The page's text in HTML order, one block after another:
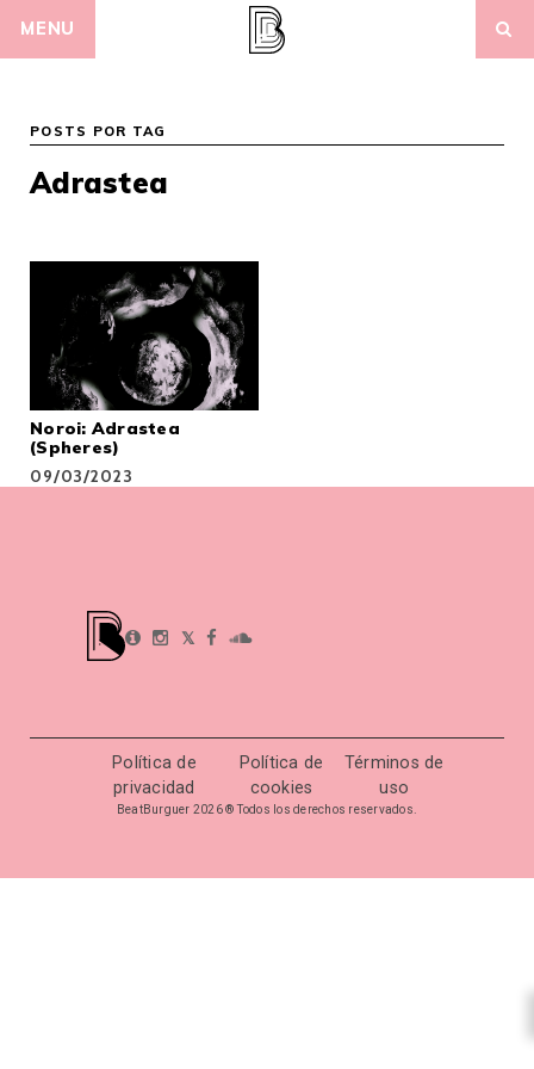
MENU
POSTS POR TAG
Adrastea
Noroi: Adrastea
(Spheres)
09/03/2023
𝕏
Política de
privacidad
Política de
cookies
Términos de
uso
BeatBurguer 2026 ® Todos los derechos reservados.